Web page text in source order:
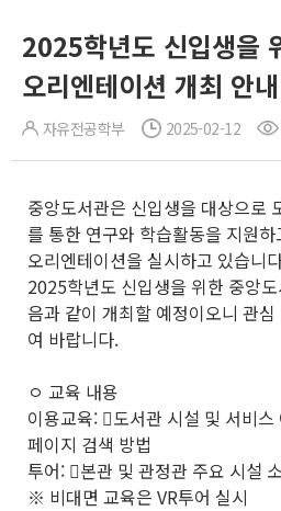
2025학년도 신입생을
오리엔테이션 개최 안내
자유전공학부 2025-02-12
중앙도서관은 신입생을 대상으로
를 통한 연구와 학습활동을 지원
오리엔테이션을 실시하고 있습니
2025학년도 신입생을 위한 중앙
음과 같이 개최할 예정이오니 관
여 바랍니다.
ㅇ 교육 내용
이용교육: 󰋯도서관 시설 및 서비
페이지 검색 방법
투어: 󰋯본관 및 관정관 주요 시설
※ 비대면 교육은 VR투어 실시